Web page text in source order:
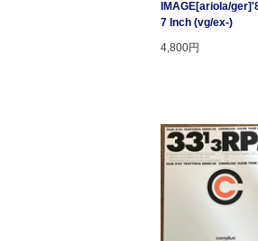
IMAGE[ariola/
7 Inch (vg/ex-)
4,800円